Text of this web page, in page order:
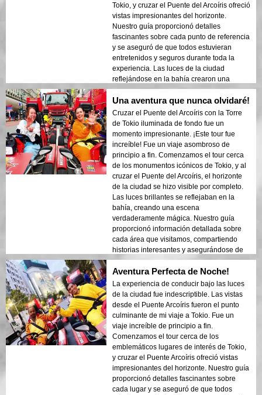
Tokio, y cruzar el Puente del Arcoíris ofreció
vistas impresionantes del horizonte.
Nuestro guía proporcionó detalles
fascinantes sobre cada punto de referencia
y se aseguró de que todos estuvieran
entretenidos y seguros durante toda la
experiencia. Las luces de la ciudad
reflejándose en la bahía crearon una
atmósfera de ensueño que dejó una
impresión duradera. Este tour es ideal para
visitantes primerizos que desean una
mezcla de aventura y turismo. El contraste
entre las estructuras modernas de Tokio y
las áreas históricas se mostró bellamente
en las luces de la noche. ¡Recomendaría
encarecidamente este tour a cualquiera!
Una aventura que nunca olvidaré!
Cruzar el Puente del Arcoíris con la Torre
de Tokio iluminada de fondo fue un
momento impresionante. ¡Este tour fue
increíble! Fue un viaje asombroso de
principio a fin. Comenzamos el tour cerca
de los monumentos icónicos de Tokio, y al
cruzar el Puente del Arcoíris, el horizonte
de la ciudad se hizo visible por completo.
Las luces brillantes se reflejaban en la
bahía, creando una escena
verdaderamente mágica. Nuestro guía
proporcionó información detallada sobre
cada área que visitamos, compartiendo
historias interesantes y asegurándose de
que todos se sintieran seguros y cómodos.
La atmósfera de noche era tranquila pero
emocionante, y me sorprendió el contraste
entre los modernos rascacielos y la
arquitectura histórica. Este tour es una
combinación perfecta de aventura y
educación, ofreciendo a los viajeros una
mirada única a la belleza de Tokio después
del anochecer.
Aventura Perfecta de Noche!
La experiencia de conducir bajo las luces
de la ciudad fue indescriptible. Las vistas
desde el Puente Arcoíris fueron el punto
culminante de mi viaje a Tokio. Fue un
viaje increíble de principio a fin.
Comenzamos el tour cerca de los
emblemáticos lugares de interés de Tokio,
y cruzar el Puente Arcoíris ofreció vistas
impresionantes del horizonte. Nuestro guía
proporcionó detalles fascinantes sobre
cada lugar y se aseguró de que todos